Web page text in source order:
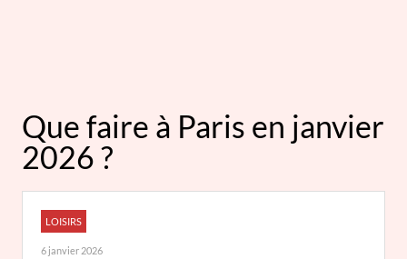
Que faire à Paris en janvier
2026 ?
LOISIRS
6 janvier 2026